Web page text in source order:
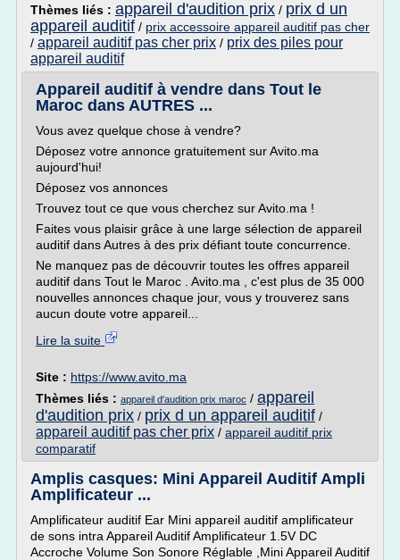
Thèmes liés : appareil d'audition prix / prix d un
appareil auditif / prix accessoire appareil auditif pas cher
/ appareil auditif pas cher prix / prix des piles pour
appareil auditif
Appareil auditif à vendre dans Tout le
Maroc dans AUTRES ...
Vous avez quelque chose à vendre?
Déposez votre annonce gratuitement sur Avito.ma
aujourd'hui!
Déposez vos annonces
Trouvez tout ce que vous cherchez sur Avito.ma !
Faites vous plaisir grâce à une large sélection de appareil
auditif dans Autres à des prix défiant toute concurrence.
Ne manquez pas de découvrir toutes les offres appareil
auditif dans Tout le Maroc . Avito.ma , c'est plus de 35 000
nouvelles annonces chaque jour, vous y trouverez sans
aucun doute votre appareil...
Lire la suite
Site : https://www.avito.ma
Thèmes liés : appareil d'audition prix maroc / appareil
d'audition prix / prix d un appareil auditif /
appareil auditif pas cher prix / appareil auditif prix
comparatif
Amplis casques: Mini Appareil Auditif Ampli
Amplificateur ...
Amplificateur auditif Ear Mini appareil auditif amplificateur
de sons intra Appareil Auditif Amplificateur 1.5V DC
Accroche Volume Son Sonore Réglable ,Mini Appareil Auditif